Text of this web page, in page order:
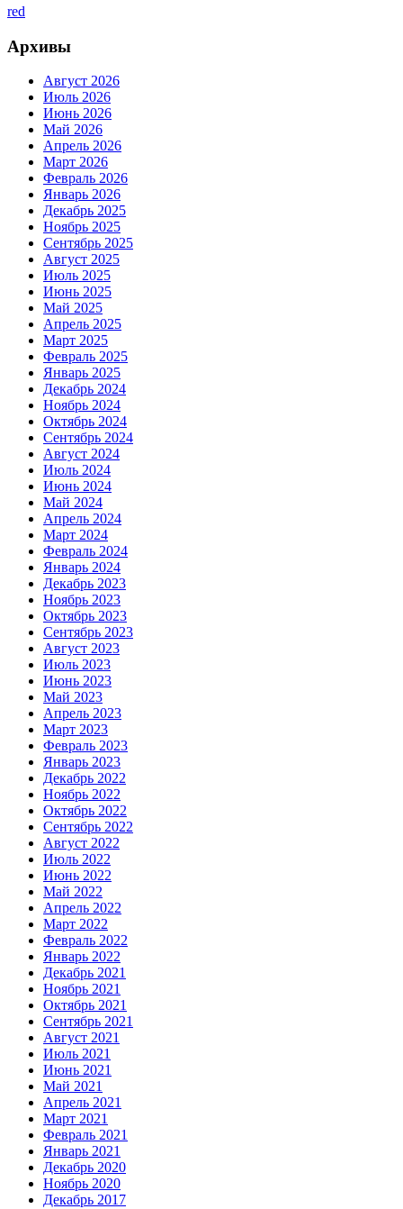
red
Архивы
Август 2026
Июль 2026
Июнь 2026
Май 2026
Апрель 2026
Март 2026
Февраль 2026
Январь 2026
Декабрь 2025
Ноябрь 2025
Сентябрь 2025
Август 2025
Июль 2025
Июнь 2025
Май 2025
Апрель 2025
Март 2025
Февраль 2025
Январь 2025
Декабрь 2024
Ноябрь 2024
Октябрь 2024
Сентябрь 2024
Август 2024
Июль 2024
Июнь 2024
Май 2024
Апрель 2024
Март 2024
Февраль 2024
Январь 2024
Декабрь 2023
Ноябрь 2023
Октябрь 2023
Сентябрь 2023
Август 2023
Июль 2023
Июнь 2023
Май 2023
Апрель 2023
Март 2023
Февраль 2023
Январь 2023
Декабрь 2022
Ноябрь 2022
Октябрь 2022
Сентябрь 2022
Август 2022
Июль 2022
Июнь 2022
Май 2022
Апрель 2022
Март 2022
Февраль 2022
Январь 2022
Декабрь 2021
Ноябрь 2021
Октябрь 2021
Сентябрь 2021
Август 2021
Июль 2021
Июнь 2021
Май 2021
Апрель 2021
Март 2021
Февраль 2021
Январь 2021
Декабрь 2020
Ноябрь 2020
Декабрь 2017